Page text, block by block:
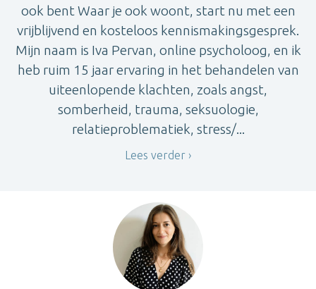
ook bent Waar je ook woont, start nu met een
vrijblijvend en kosteloos kennismakingsgesprek.
Mijn naam is Iva Pervan, online psycholoog, en ik
heb ruim 15 jaar ervaring in het behandelen van
uiteenlopende klachten, zoals angst,
somberheid, trauma, seksuologie,
relatieproblematiek, stress/...
Lees verder